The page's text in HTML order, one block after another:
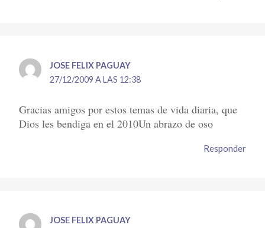
JOSE FELIX PAGUAY
27/12/2009 A LAS 12:38
Gracias amigos por estos temas de vida diaria, que
Dios les bendiga en el 2010Un abrazo de oso
Responder
JOSE FELIX PAGUAY